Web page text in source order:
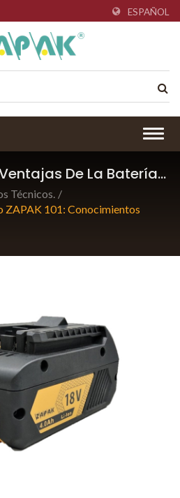
ESPAÑOL
De La Batería
Técnicos. /
ZAPAK 101: Conocimientos